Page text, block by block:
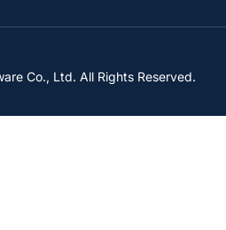
Co., Ltd. All Rights Reserved.